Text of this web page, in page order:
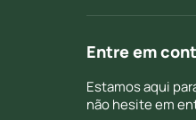
Entre em
Estamos aqui
não hesite em